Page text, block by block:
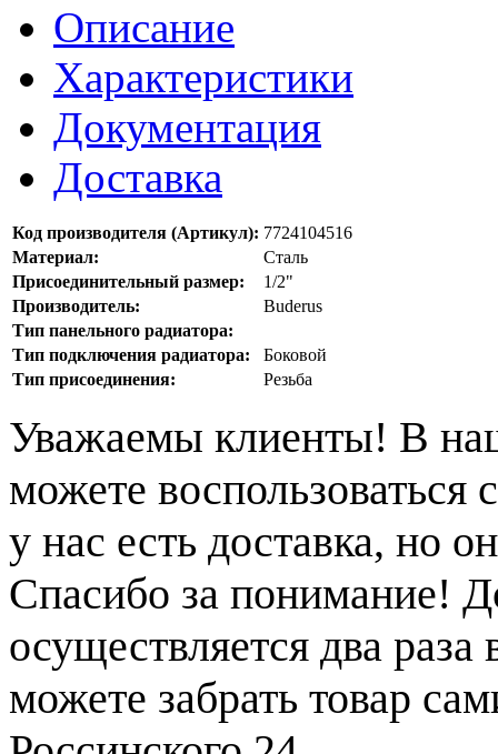
Описание
Характеристики
Документация
Доставка
Код производителя (Артикул): 7724104516
Материал:
Сталь
Присоединительный размер:
1/2"
Производитель:
Buderus
Тип панельного радиатора:
Тип подключения радиатора:
Боковой
Тип присоединения:
Резьба
Уважаемы клиенты! В
можете воспользоваться
у нас есть доставка, но
Спасибо за понимание!
осуществляется два
можете забрать товар